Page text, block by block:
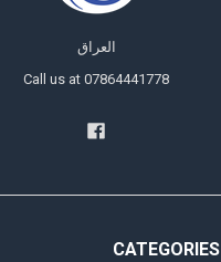
العراق
Call us at 07864441778
CATEGORIES